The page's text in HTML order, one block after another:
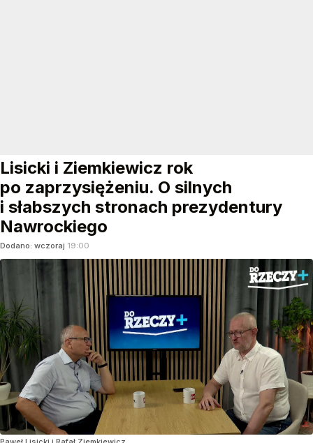
Lisicki i Ziemkiewicz rok
po zaprzysiężeniu. O silnych
i słabszych stronach prezydentury
Nawrockiego
Dodano: wczoraj 19:00